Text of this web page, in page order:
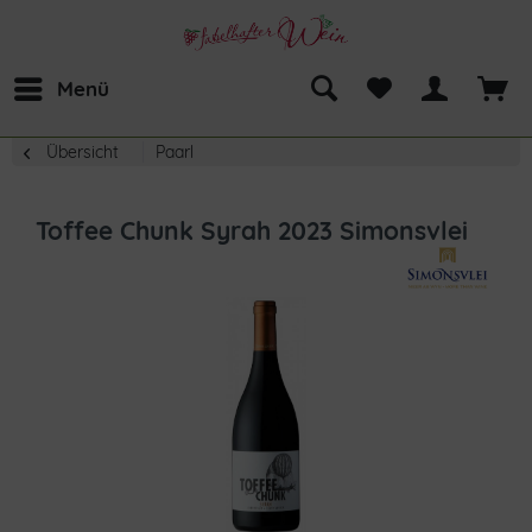
Menü
Übersicht Paarl
Toffee Chunk Syrah 2023 Simonsvlei